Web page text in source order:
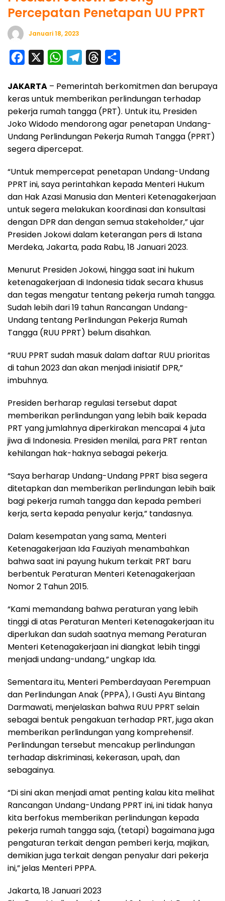
Percepatan Penetapan UU PPRT
Januari 18, 2023
c
e
b
o
o
W
a
t
s
A
p
l
e
g
r
r
e
a
d
a
r
e
JAKARTA – Pemerintah berkomitmen dan berupaya
keras untuk memberikan perlindungan terhadap
pekerja rumah tangga (PRT). Untuk itu, Presiden
Joko Widodo mendorong agar penetapan Undang-
Undang Perlindungan Pekerja Rumah Tangga (PPRT)
segera dipercepat.
“Untuk mempercepat penetapan Undang-Undang
PPRT ini, saya perintahkan kepada Menteri Hukum
dan Hak Azasi Manusia dan Menteri Ketenagakerjaan
untuk segera melakukan koordinasi dan konsultasi
dengan DPR dan dengan semua stakeholder,” ujar
Presiden Jokowi dalam keterangan pers di Istana
Merdeka, Jakarta, pada Rabu, 18 Januari 2023.
Menurut Presiden Jokowi, hingga saat ini hukum
ketenagakerjaan di Indonesia tidak secara khusus
dan tegas mengatur tentang pekerja rumah tangga.
Sudah lebih dari 19 tahun Rancangan Undang-
Undang tentang Perlindungan Pekerja Rumah
Tangga (RUU PPRT) belum disahkan.
“RUU PPRT sudah masuk dalam daftar RUU prioritas
di tahun 2023 dan akan menjadi inisiatif DPR,”
imbuhnya.
Presiden berharap regulasi tersebut dapat
memberikan perlindungan yang lebih baik kepada
PRT yang jumlahnya diperkirakan mencapai 4 juta
jiwa di Indonesia. Presiden menilai, para PRT rentan
kehilangan hak-haknya sebagai pekerja.
“Saya berharap Undang-Undang PPRT bisa segera
ditetapkan dan memberikan perlindungan lebih baik
bagi pekerja rumah tangga dan kepada pemberi
kerja, serta kepada penyalur kerja,” tandasnya.
Dalam kesempatan yang sama, Menteri
Ketenagakerjaan Ida Fauziyah menambahkan
bahwa saat ini payung hukum terkait PRT baru
berbentuk Peraturan Menteri Ketenagakerjaan
Nomor 2 Tahun 2015.
“Kami memandang bahwa peraturan yang lebih
tinggi di atas Peraturan Menteri Ketenagakerjaan itu
diperlukan dan sudah saatnya memang Peraturan
Menteri Ketenagakerjaan ini diangkat lebih tinggi
menjadi undang-undang,” ungkap Ida.
Sementara itu, Menteri Pemberdayaan Perempuan
dan Perlindungan Anak (PPPA), I Gusti Ayu Bintang
Darmawati, menjelaskan bahwa RUU PPRT selain
sebagai bentuk pengakuan terhadap PRT, juga akan
memberikan perlindungan yang komprehensif.
Perlindungan tersebut mencakup perlindungan
terhadap diskriminasi, kekerasan, upah, dan
sebagainya.
“Di sini akan menjadi amat penting kalau kita melihat
Rancangan Undang-Undang PPRT ini, ini tidak hanya
kita berfokus memberikan perlindungan kepada
pekerja rumah tangga saja, (tetapi) bagaimana juga
pengaturan terkait dengan pemberi kerja, majikan,
demikian juga terkait dengan penyalur dari pekerja
ini,” jelas Menteri PPPA.
Jakarta, 18 Januari 2023